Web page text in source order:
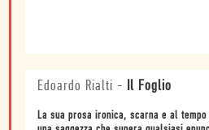
Edoardo Rialti - Il Foglio
La sua prosa ironica, scarna e al